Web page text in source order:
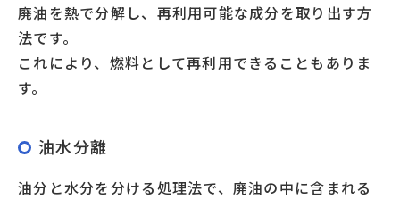
廃油を熱で分解し、再利用可能な成分を取り出す方
法です。
これにより、燃料として再利用できることもありま
す。
油水分離
油分と水分を分ける処理法で、廃油の中に含まれる